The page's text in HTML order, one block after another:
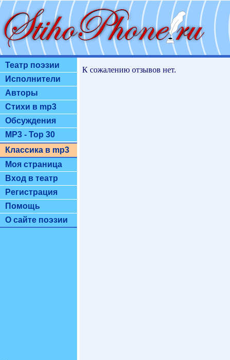
Театр поэзии
Исполнители
Авторы
Стихи в mp3
Обсуждения
MP3 - Top 30
Классика в mp3
Моя страница
Вход в театр
Регистрация
Помощь
О сайте поэзии
К сожалению отзывов нет.